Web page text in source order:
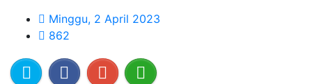
Minggu, 2 April 2023
862